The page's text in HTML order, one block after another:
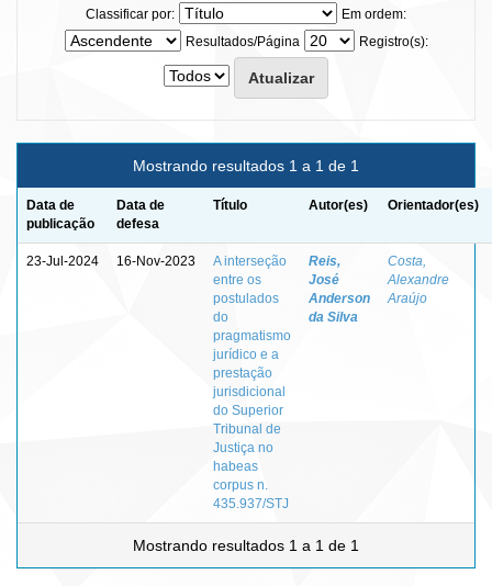
Classificar por:
Em ordem:
Resultados/Página
Registro(s):
Mostrando resultados 1 a 1 de 1
Data de
publicação
Data de
defesa
Título Autor(es) Orientador(es)
23-Jul-2024 16-Nov-2023
A interseção
entre os
postulados
do
pragmatismo
jurídico e a
prestação
jurisdicional
do Superior
Tribunal de
Justiça no
habeas
corpus n.
435.937/STJ
Reis,
José
Anderson
da Silva
Costa,
Alexandre
Araújo
Mostrando resultados 1 a 1 de 1